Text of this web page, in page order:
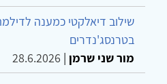
שילוב דיאלקטי כמענה
בטרנסג'נדרים
מור שני שרמן |
28.6.2026